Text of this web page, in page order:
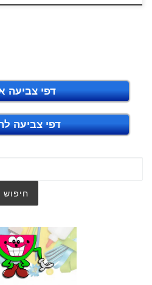
דפי צביעה
דפי צביעה